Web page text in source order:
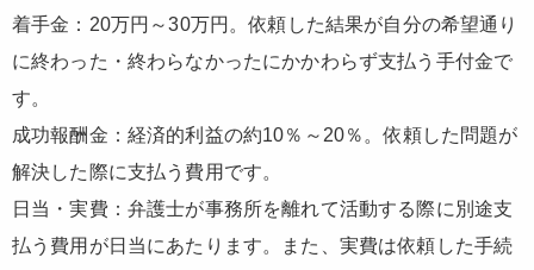
着手金：20万円～30万円。依頼した結果が自分の希望通り
に終わった・終わらなかったにかかわらず支払う手付金で
す。
成功報酬金：経済的利益の約10％～20％。依頼した問題が
解決した際に支払う費用です。
日当・実費：弁護士が事務所を離れて活動する際に別途支
払う費用が日当にあたります。また、実費は依頼した手続